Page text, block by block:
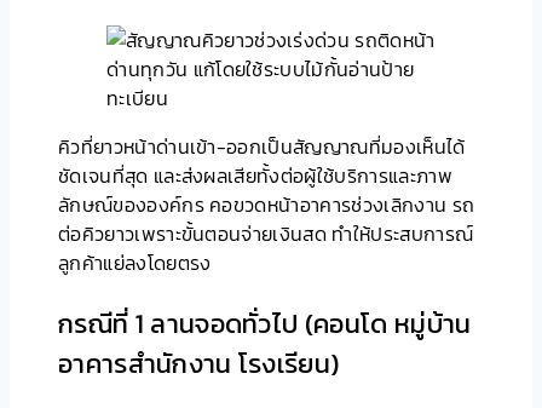
คิวที่ยาวหน้าด่านเข้า-ออกเป็นสัญญาณที่มองเห็นได้
ชัดเจนที่สุด และส่งผลเสียทั้งต่อผู้ใช้บริการและภาพ
ลักษณ์ขององค์กร คอขวดหน้าอาคารช่วงเลิกงาน รถ
ต่อคิวยาวเพราะขั้นตอนจ่ายเงินสด ทำให้ประสบการณ์
ลูกค้าแย่ลงโดยตรง
กรณีที่ 1 ลานจอดทั่วไป (คอนโด หมู่บ้าน
อาคารสำนักงาน โรงเรียน)